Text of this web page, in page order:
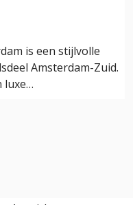
is een stijlvolle
Amsterdam-Zuid.
luxe…